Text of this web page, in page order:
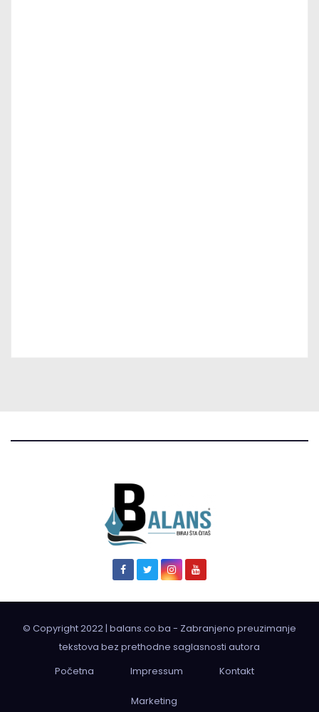
© Copyright 2022 | balans.co.ba - Zabranjeno preuzimanje
tekstova bez prethodne saglasnosti autora
Početna
Impressum Kontakt
Marketing